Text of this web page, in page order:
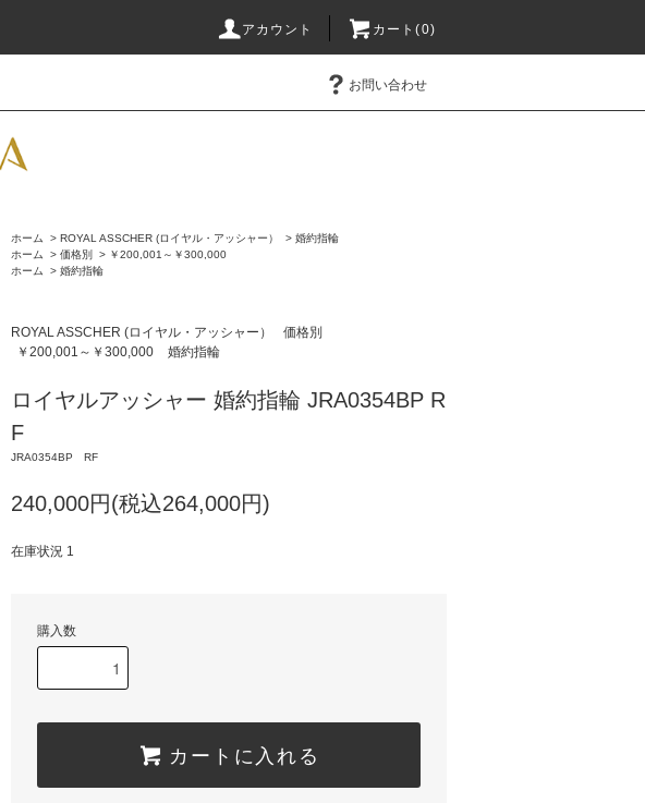
アカウント カート(0)
お問い合わせ
ホーム > ROYAL ASSCHER (ロイヤル・アッシャー） > 婚約指輪
ホーム
> 価格別 > ￥200,001～￥300,000
ホーム
> 婚約指輪
ROYAL ASSCHER (ロイヤル・アッシャー）
価格別
￥200,001～￥300,000
婚約指輪
ロイヤルアッシャー 婚約指輪 JRA0354BP R
F
JRA0354BP RF
240,000円(税込264,000円)
在庫状況 1
購入数
カートに入れる